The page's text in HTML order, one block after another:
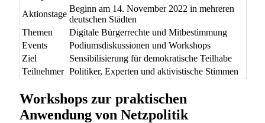
Aktionstage
Beginn am 14. November 2022 in mehreren
deutschen Städten
Themen
Digitale Bürgerrechte und Mitbestimmung
Events
Podiumsdiskussionen und Workshops
Ziel
Sensibilisierung für demokratische Teilhabe
Teilnehmer Politiker, Experten und aktivistische Stimmen
Workshops zur praktischen
Anwendung von Netzpolitik